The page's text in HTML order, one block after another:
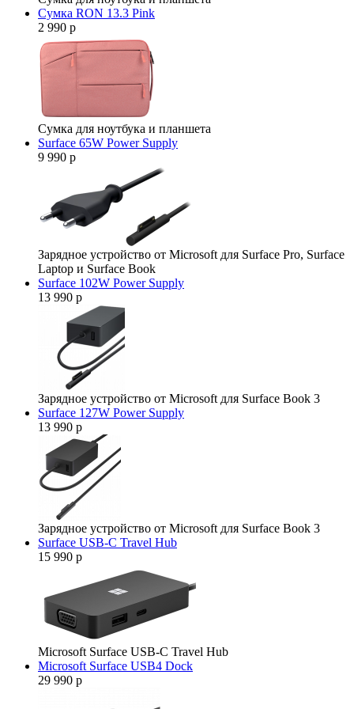
Сумка RON 13.3 Pink
2 990 р
Сумка для ноутбука и планшета
Surface 65W Power Supply
9 990 р
Зарядное устройство от Microsoft для Surface Pro, Surface
Laptop и Surface Book
Surface 102W Power Supply
13 990 р
Зарядное устройство от Microsoft для Surface Book 3
Surface 127W Power Supply
13 990 р
Зарядное устройство от Microsoft для Surface Book 3
Surface USB-C Travel Hub
15 990 р
Microsoft Surface USB-C Travel Hub
Microsoft Surface USB4 Dock
29 990 р